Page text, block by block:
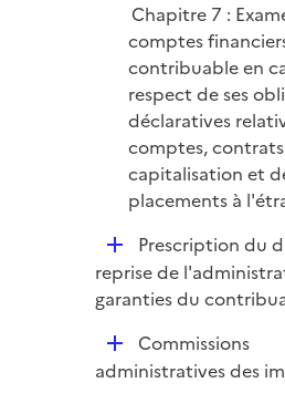
Chapitre 7 :
comptes
contribuable en
respect de ses
déclaratives
comptes,
capitalisation et
placements à
D
é
p
e
Prescription du
reprise de
garanties du
D
é
Commissions
administratives des